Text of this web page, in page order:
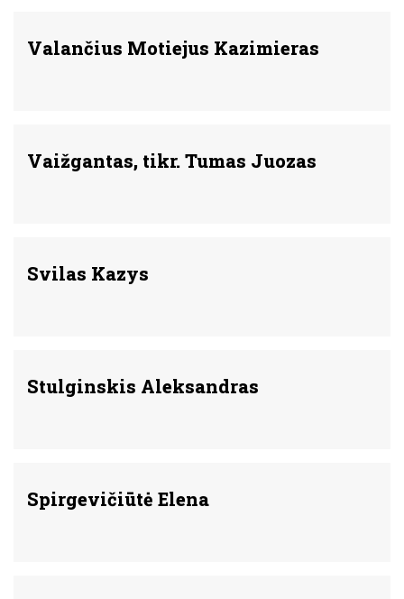
Valančius Motiejus Kazimieras
Vaižgantas, tikr. Tumas Juozas
Svilas Kazys
Stulginskis Aleksandras
Spirgevičiūtė Elena